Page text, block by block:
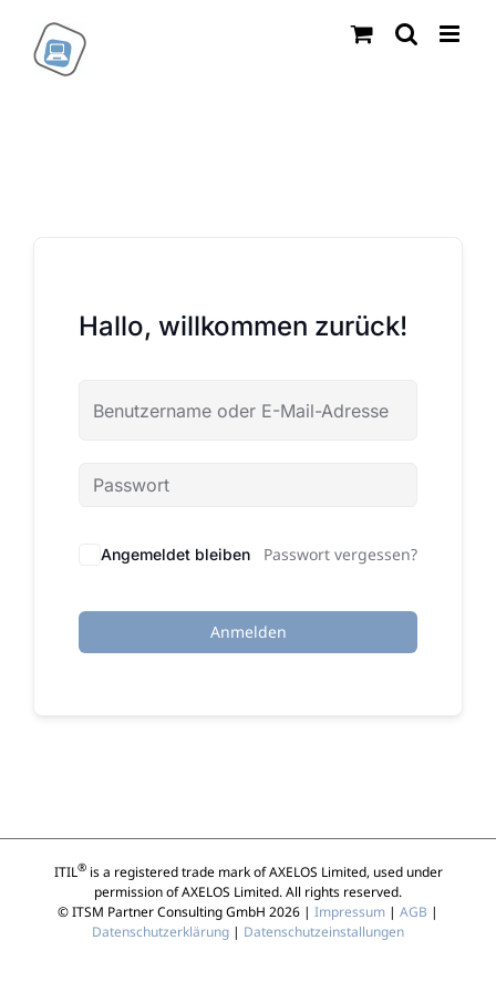
Inhalt
springen
Hallo, willkommen zurück!
Angemeldet bleiben Passwort vergessen?
Anmelden
ITIL®is a registered trade mark of AXELOS Limited, used under
permission of AXELOS Limited. All rights reserved.
© ITSM Partner Consulting GmbH 2026 | Impressum | AGB |
Datenschutzerklärung | Datenschutzeinstallungen